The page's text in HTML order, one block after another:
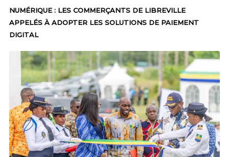
NUMÉRIQUE : LES COMMERÇANTS DE LIBREVILLE
APPELÉS À ADOPTER LES SOLUTIONS DE PAIEMENT
DIGITAL